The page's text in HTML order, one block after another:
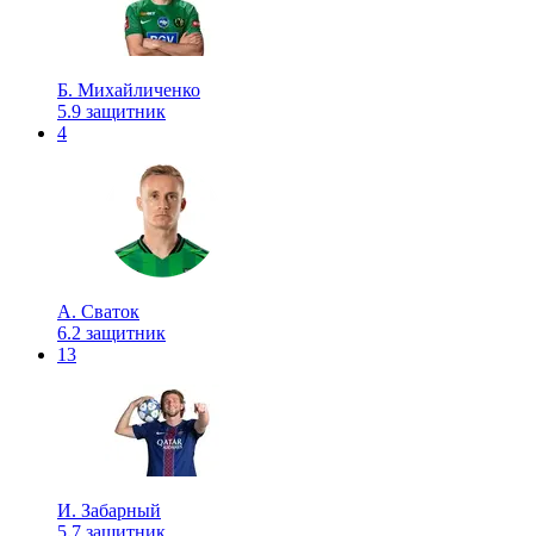
Б. Михайличенко
5.9 защитник
4
А. Сваток
6.2 защитник
13
И. Забарный
5.7 защитник